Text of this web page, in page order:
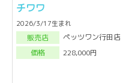
チワワ
2026/3/17生まれ
販売店
ペッツワン行田店
価格
228,000円